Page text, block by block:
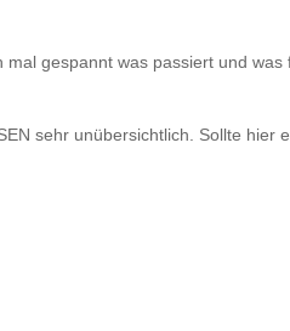
gespannt was passiert und
sehr unübersichtlich. Sollte hier